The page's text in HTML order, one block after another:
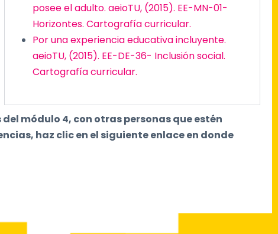
posee el adulto. aeioTU, (2015). EE-MN-01-
Horizontes. Cartografía curricular.
Por una experiencia educativa incluyente.
aeioTU, (2015). EE-DE-36- Inclusión social.
Cartografía curricular.
módulo 4, con otras personas que estén
haz clic en el siguiente enlace en donde